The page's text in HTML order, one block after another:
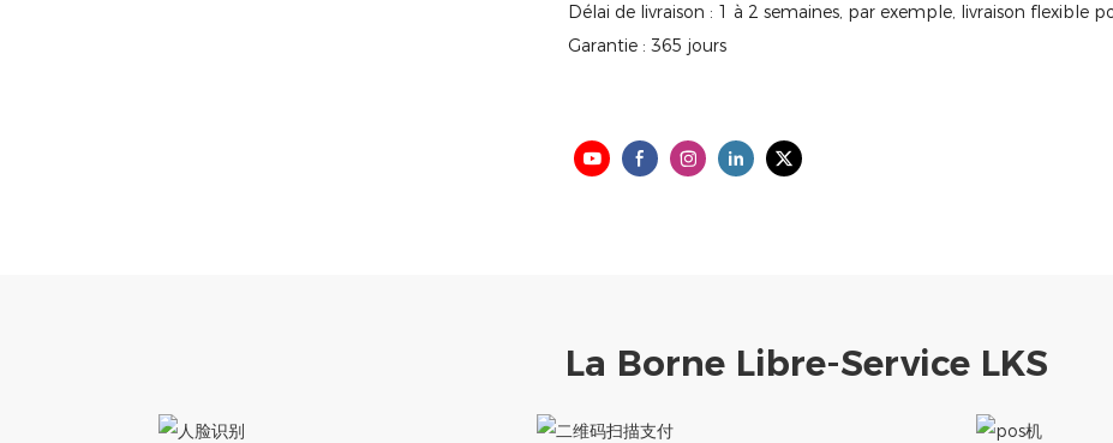
Délai de livraison : 1 à 2 semaines, par exemple, livraison flexible
Garantie : 365 jours
La Borne Libre-Service LKS